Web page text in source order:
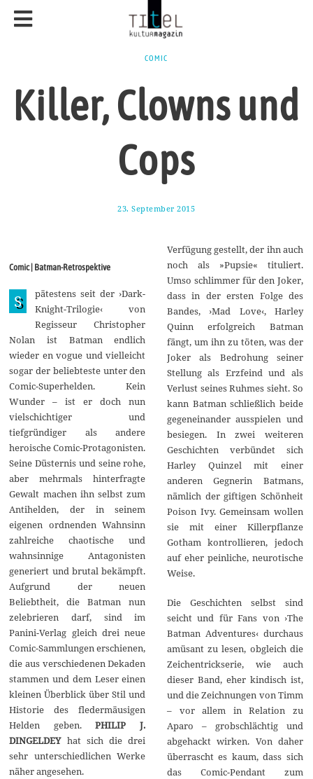
COMIC
Killer, Clowns und
Cops
23. September 2015
o
e
m
b
e
r
1
Comic | Batman-Retrospektive
S
pätestens seit der ›Dark-
Knight-Trilogie‹ von
Regisseur Christopher
Nolan ist Batman endlich
wieder en vogue und vielleicht
sogar der beliebteste unter den
Comic-Superhelden. Kein
Wunder – ist er doch nun
vielschichtiger und
tiefgründiger als andere
heroische Comic-Protagonisten.
Seine Düsternis und seine rohe,
aber mehrmals hinterfragte
Gewalt machen ihn selbst zum
Antihelden, der in seinem
eigenen ordnenden Wahnsinn
zahlreiche chaotische und
wahnsinnige Antagonisten
generiert und brutal bekämpft.
Aufgrund der neuen
Beliebtheit, die Batman nun
zelebrieren darf, sind im
Panini-Verlag gleich drei neue
Comic-Sammlungen erschienen,
die aus verschiedenen Dekaden
stammen und dem Leser einen
kleinen Überblick über Stil und
Historie des fledermäusigen
Helden geben.PHILIP J.
DINGELDEYhat sich die drei
sehr unterschiedlichen Werke
näher angesehen.
Verfügung gestellt, der ihn auch
noch als »Pupsie« tituliert.
Umso schlimmer für den Joker,
dass in der ersten Folge des
Bandes, ›Mad Love‹, Harley
Quinn erfolgreich Batman
fängt, um ihn zu töten, was der
Joker als Bedrohung seiner
Stellung als Erzfeind und als
Verlust seines Ruhmes sieht. So
kann Batman schließlich beide
gegeneinander ausspielen und
besiegen. In zwei weiteren
Geschichten verbündet sich
Harley Quinzel mit einer
anderen Gegnerin Batmans,
nämlich der giftigen Schönheit
Poison Ivy. Gemeinsam wollen
sie mit einer Killerpflanze
Gotham kontrollieren, jedoch
auf eher peinliche, neurotische
Weise.
Die Geschichten selbst sind
seicht und für Fans von ›The
Batman Adventures‹ durchaus
amüsant zu lesen, obgleich die
Zeichentrickserie, wie auch
dieser Band, eher kindisch ist,
und die Zeichnungen von Timm
– vor allem in Relation zu
Aparo – grobschlächtig und
abgehackt wirken. Von daher
überrascht es kaum, dass sich
das Comic-Pendant zum